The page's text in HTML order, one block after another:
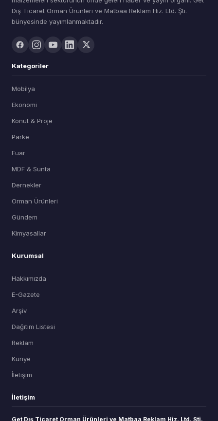
Dış Ticaret Orman Ürünleri ve Matbaa Reklam Hiz. Ltd. Şti.
bünyesinde yayımlanmaktadır.
Kategoriler
Mobilya
Ekonomi
Konut & Proje
Parke
Fuar
MDF & Sunta
Dernekler
Orman Ürünleri
Gündem
Kimyasallar
Kurumsal
Hakkımızda
E-Gazete
Arşiv
Dağıtım Listesi
Reklam
Künye
İletişim
İletişim
Get Dış Ticaret Orman Ürünleri ve Matbaa Reklam Hiz. Ltd. Şti.